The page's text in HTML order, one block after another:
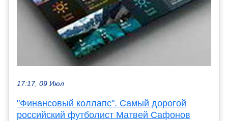
17:17, 09 Июл
"Финансовый коллапс". Самый дорогой
российский футболист Матвей Сафонов